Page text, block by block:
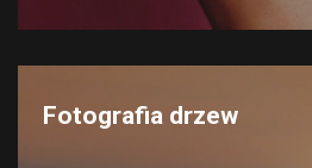
Fotografia drzew